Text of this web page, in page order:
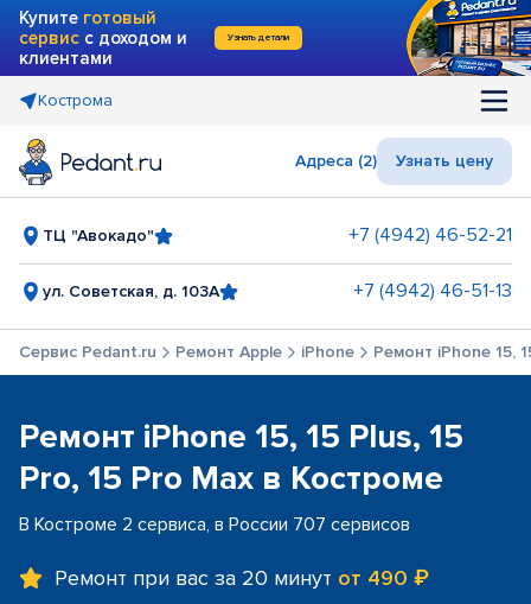
Купите готовый
сервис с доходом и
клиентами
Узнать детали
Кострома
Адреса (2) Узнать цену
ТЦ "Авокадо" +7 (4942) 46-52-21
ул. Советская, д. 103А +7 (4942) 46-51-13
Сервис Pedant.ru Ремонт Apple iPhone Ремонт iPhone 15,
Ремонт iPhone 15, 15 Plus, 15
Pro, 15 Pro Max в Костроме
В Костроме 2 сервиса, в России 707 сервисов
Ремонт при вас за 20 минут от 490 ₽